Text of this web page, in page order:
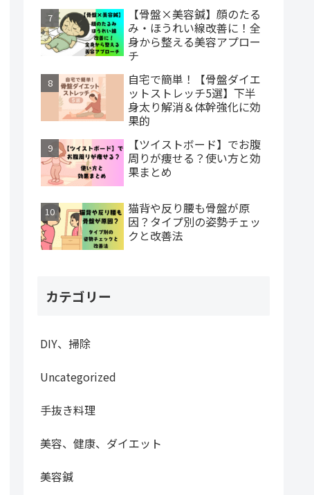
【骨盤×美容鍼】顔のたる
み・ほうれい線改善に！全
身から整える美容アプロー
チ
自宅で簡単！【骨盤ダイエ
ットストレッチ5選】下半
身太り解消＆体幹強化に効
果的
【ツイストボード】でお腹
周りが痩せる？使い方と効
果まとめ
猫背や反り腰も骨盤が原
因？タイプ別の姿勢チェッ
クと改善法
カテゴリー
DIY、掃除
Uncategorized
手抜き料理
美容、健康、ダイエット
美容鍼